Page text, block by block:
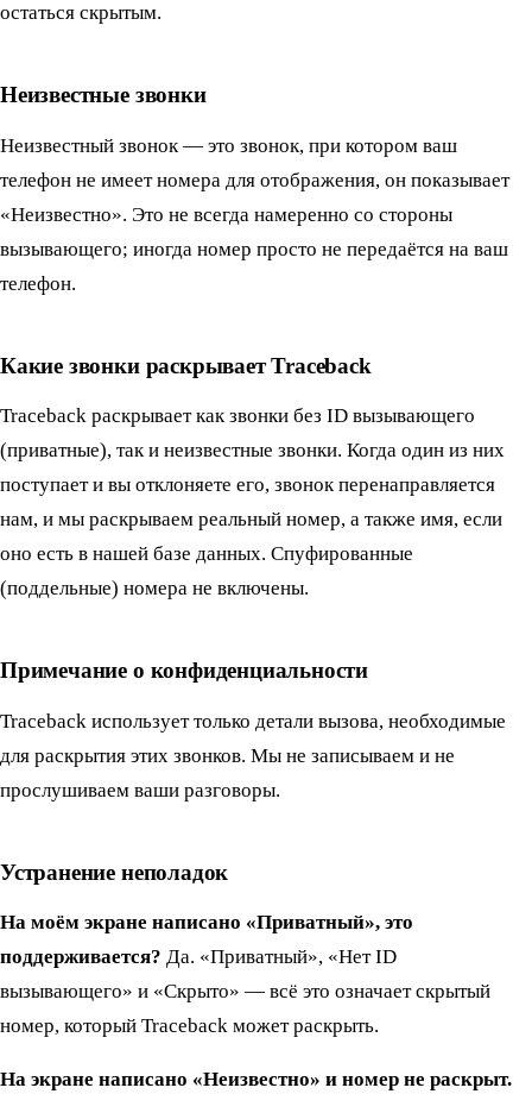
остаться скрытым.
Неизвестные звонки
Неизвестный звонок — это звонок, при котором ваш
телефон не имеет номера для отображения, он показывает
«Неизвестно». Это не всегда намеренно со стороны
вызывающего; иногда номер просто не передаётся на ваш
телефон.
Какие звонки раскрывает Traceback
Traceback раскрывает как звонки без ID вызывающего
(приватные), так и неизвестные звонки. Когда один из них
поступает и вы отклоняете его, звонок перенаправляется
нам, и мы раскрываем реальный номер, а также имя, если
оно есть в нашей базе данных. Спуфированные
(поддельные) номера не включены.
Примечание о конфиденциальности
Traceback использует только детали вызова, необходимые
для раскрытия этих звонков. Мы не записываем и не
прослушиваем ваши разговоры.
Устранение неполадок
На моём экране написано «Приватный», это
поддерживается? Да. «Приватный», «Нет ID
вызывающего» и «Скрыто» — всё это означает скрытый
номер, который Traceback может раскрыть.
На экране написано «Неизвестно» и номер не раскрыт.